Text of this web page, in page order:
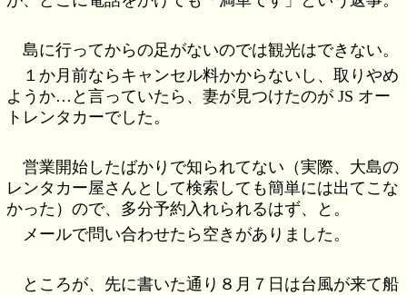
島に行ってからの足がないのでは観光はできない。
１か月前ならキャンセル料かからないし、取りやめ
ようか…と言っていたら、妻が見つけたのが JS オー
トレンタカーでした。
営業開始したばかりで知られてない（実際、大島の
レンタカー屋さんとして検索しても簡単には出てこな
かった）ので、多分予約入れられるはず、と。
メールで問い合わせたら空きがありました。
ところが、先に書いた通り８月７日は台風が来て船